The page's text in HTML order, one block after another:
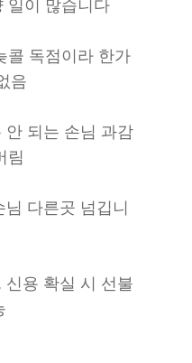
일이 많습니다
콜 독점이라 한가
음
안 되는 손님 과감
림
다른곳 넘깁니
신용 확실 시 선불